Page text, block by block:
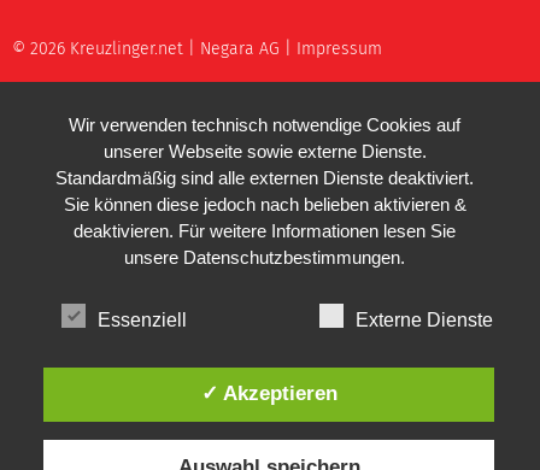
© 2026 Kreuzlinger.net | Negara AG Impressum
Wir verwenden technisch notwendige Cookies auf
unserer Webseite sowie externe Dienste.
Standardmäßig sind alle externen Dienste deaktiviert.
Sie können diese jedoch nach belieben aktivieren &
deaktivieren. Für weitere Informationen lesen Sie
unsere Datenschutzbestimmungen.
Essenziell Externe Dienste
✓ Akzeptieren